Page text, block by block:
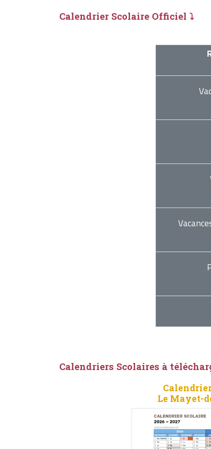
Calendrier Scolaire Officiel ⤵
Calendriers Scolaires à
Le Mayet-